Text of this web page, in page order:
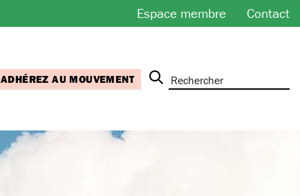
Espace membre Contact
ADHÉREZ AU MOUVEMENT